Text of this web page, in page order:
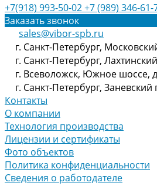
+7(918) 993-50-02+7 (989) 346-61-
Заказать звонок
sales@vibor-spb.ru
г. Санкт-Петербург,
г. Санкт-Петербург,
г. Всеволожск, Южное шоссе,
г. Санкт-Петербург, Заневский
Контакты
О компании
Технология производства
Лицензии и сертификаты
Фото объектов
Политика конфиденциальности
Сведения о работодателе